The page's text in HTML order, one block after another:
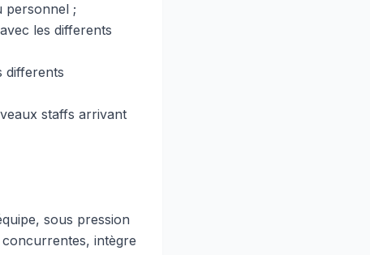
personnel ;
les differents
differents
staffs arrivant
sous pression
intègre